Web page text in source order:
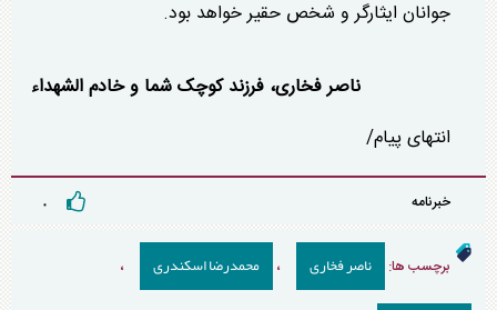
جوانان ایثارگر و شخص حقیر خواهد بود.
ناصر فخاری، فرزند کوچک شما و خادم الشهداء
انتهای پیام/
خبرنامه ۰
برچسب ها: ناصر فخاری ، محمدرضا اسکندری ،